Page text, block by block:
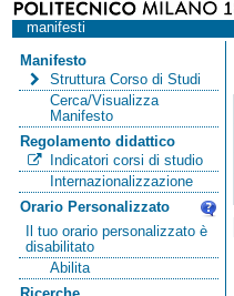
manifesti
Manifesto
Struttura Corso di Studi
Cerca/Visualizza
Manifesto
Regolamento didattico
Indicatori corsi di studio
Internazionalizzazione
Orario Personalizzato
Il tuo orario personalizzato è
disabilitato
Abilita